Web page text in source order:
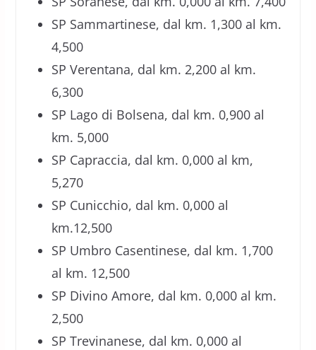
SP Sammartinese, dal km. 1,300 al km.
4,500
SP Verentana, dal km. 2,200 al km.
6,300
SP Lago di Bolsena, dal km. 0,900 al
km. 5,000
SP Capraccia, dal km. 0,000 al km,
5,270
SP Cunicchio, dal km. 0,000 al
km.12,500
SP Umbro Casentinese, dal km. 1,700
al km. 12,500
SP Divino Amore, dal km. 0,000 al km.
2,500
SP Trevinanese, dal km. 0,000 al